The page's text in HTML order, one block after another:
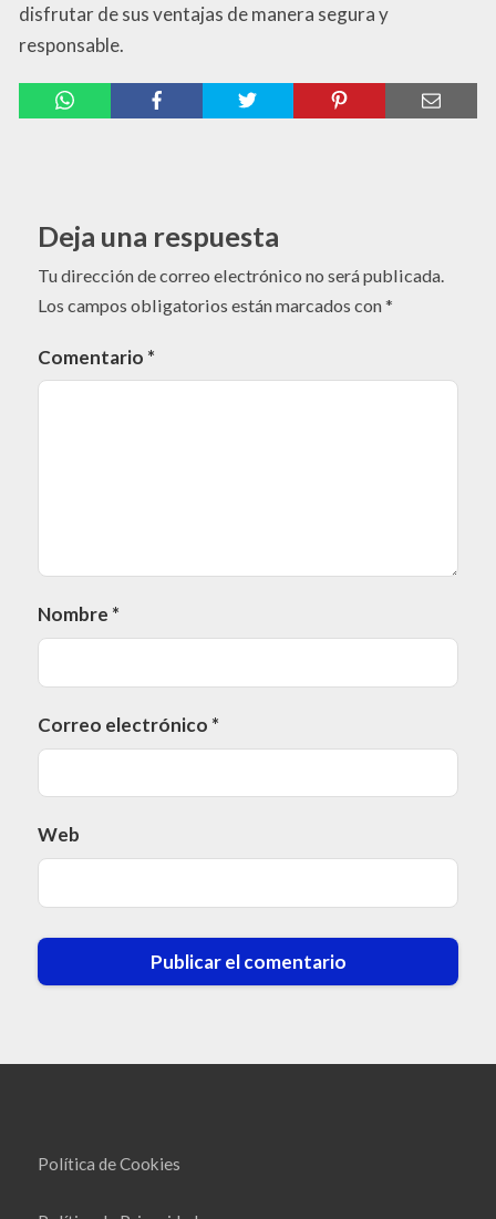
disfrutar de sus ventajas de manera segura y
responsable.
Deja una respuesta
Tu dirección de correo electrónico no será publicada.
Los campos obligatorios están marcados con*
Comentario *
Nombre *
Correo electrónico *
Web
Política de Cookies